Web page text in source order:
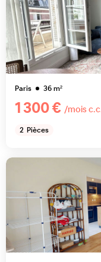
Paris 36m²
1 300 € /mois
2 Pièces